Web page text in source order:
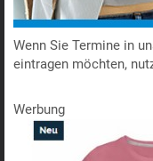
Wenn Sie Termine in
eintragen möchten,
Werbung